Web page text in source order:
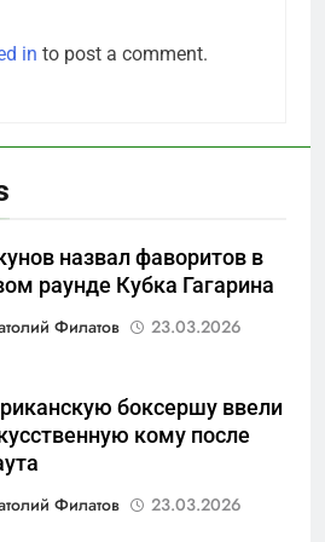
in to post a comment.
назвал фаворитов в
раунде Кубка Гагарина
Филатов
23.03.2026
боксершу ввели
кому после
Филатов
23.03.2026
от помощи:
«умывают
после ударов по
Wildberries?
ПЕТЕРБУРГ И ОБЛАСТЬ
разъедают изнутри: